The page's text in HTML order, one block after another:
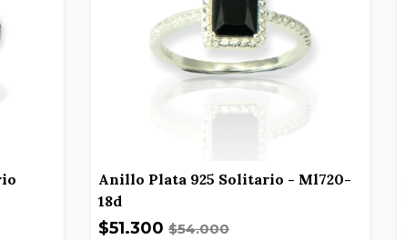
Anillo Plata 925 Solitario - Ml720-
18d
$51.300 $54.000